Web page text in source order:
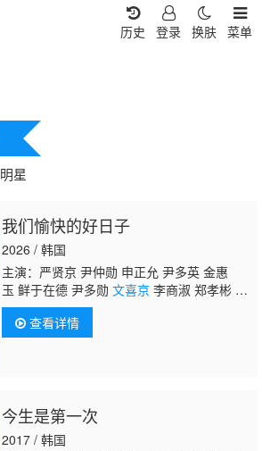
菜单
换肤
登录
历史
明星
我们愉快的好日子
2026 / 韩国
主演：严贤京 尹仲勋 申正允 尹多英 金惠
玉 鲜于在德 尹多勋 文喜京李商淑 郑孝彬 李
家豪 郑永琡
查看详情
今生是第一次
2017 / 韩国